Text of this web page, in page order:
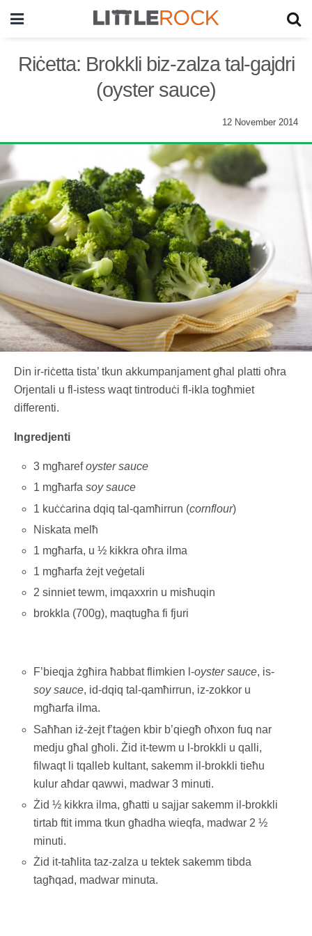
Riċetta: Brokkli biz-zalza tal-gajdri
(oyster sauce)
12 November 2014
Din ir-riċetta tista’ tkun akkumpanjament għal platti oħra
Orjentali u fl-istess waqt tintroduċi fl-ikla togħmiet
differenti.
Ingredjenti
3 mgħarefoyster sauce
1 mgħarfasoy sauce
1 kuċċarina dqiq tal-qamħirrun (cornflour)
Niskata melħ
1 mgħarfa, u ½ kikkra oħra ilma
1 mgħarfa żejt veġetali
2 sinniet tewm, imqaxxrin u misħuqin
brokkla (700g), maqtugħa fi fjuri
F’bieqja żgħira ħabbat flimkien l-oyster sauce, is-
soy sauce, id-dqiq tal-qamħirrun, iz-zokkor u
mgħarfa ilma.
Saħħan iż-żejt f’taġen kbir b’qiegħ oħxon fuq nar
medju għal għoli. Żid it-tewm u l-brokkli u qalli,
filwaqt li tqalleb kultant, sakemm il-brokkli tieħu
kulur aħdar qawwi, madwar 3 minuti.
Żid ½ kikkra ilma, għatti u sajjar sakemm il-brokkli
tirtab ftit imma tkun għadha wieqfa, madwar 2 ½
minuti.
Żid it-taħlita taz-zalza u tektek sakemm tibda
tagħqad, madwar minuta.